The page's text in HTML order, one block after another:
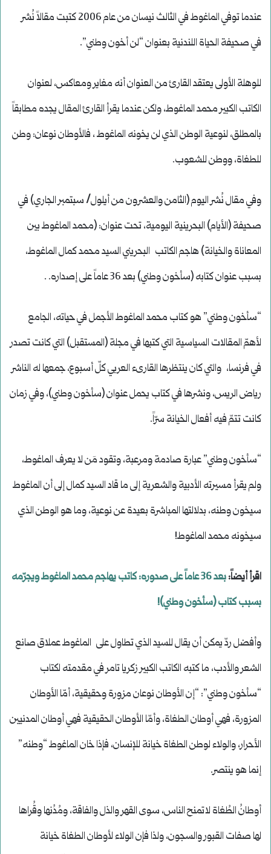
عندما توفي الماغوط في الثالث نيسان من عام 2006 كتبت مقالاً نُشر
في صحيفة الحياة اللندنية بعنوان “لن أخون وطني”.
للوهلة الأولى يعتقد القارئ من العنوان أنه مغاير ومعاكس، لعنوان
الكاتب الكبير محمد الماغوط، ولكن عندما يقرأ القارئ المقال يجده مطابقاً
بالمطلق، لنوعية الوطن الذي لن يخونه الماغوط ، فالأوطان نوعان: وطن
للطغاة، ووطن للشعوب.
وفي مقال نُشر اليوم (الثامن والعشرون من أيلول/ سبتمبر الجاري) في
صحيفة (الأيام) البحرينية اليومية، تحت عنوان: (محمد الماغوط بين
المعاناة والخيانة) هاجم الكاتب البحريني السيد محمد كمال الماغوط،
بسبب عنوان كتابه (سأخون وطني) بعد 36 عاماً على إصداره. .
“سأخون وطني” هو كتاب محمد الماغوط الأجمل في حياته، الجامع
لأهمّ المقالات السياسية التي كتبها في مجلة (المستقبل) التي كانت تصدر
في فرنسا، والتي كان ينتظرها القارىء العربي كلّ أسبوع، جمعها له الناشر
رياض الريس، ونشرها في كتاب يحمل عنوان (سأخون وطني)، وفي زمان
كانت تتمّ فيه أفعال الخيانة سرّاً.
“سأخون وطني” عبارة صادمة ومرعبة، وتقود مَن لا يعرف الماغوط،
ولم يقرأ مسيرته الأدبية والشعرية إلى ما قاد السيد كمال إلى أن الماغوط
سيخون وطنه، بدلالتها المباشرة بعيدة عن نوعية، وما هو الوطن الذي
سيخونه محمد الماغوط!
اقرأ أيضاً:
بعد 36 عاماً على صدوره: كاتب يهاجم محمد الماغوط ويجرّمه
بسبب كتاب (سأخون وطني)!
وأفضل ردّ يمكن أن يقال للسيد الذي تطاول على الماغوط عملاق صانع
الشعر والأدب، ما كتبه الكاتب الكبير زكريا تامر في مقدمته لكتاب
“سأخون وطني”: “إن الأوطان نوعان مزورة وحقيقية، أمّا الأوطان
المزورة، فهي أوطان الطغاة، وأمّا الأوطان الحقيقية فهي أوطان المدنيين
الأحرار، والولاء لوطن الطغاة خيانة للإنسان، فإذا خان الماغوط “وطنه”
إنما هو ينتصر.
أوطانُ الطُغاة لاتمنح الناس، سوى القهر والذل والفاقة، ومُدُنها وقُراها
لها صفات القبور والسجون، ولذا فإن الولاء لأوطان الطغاة خيانة